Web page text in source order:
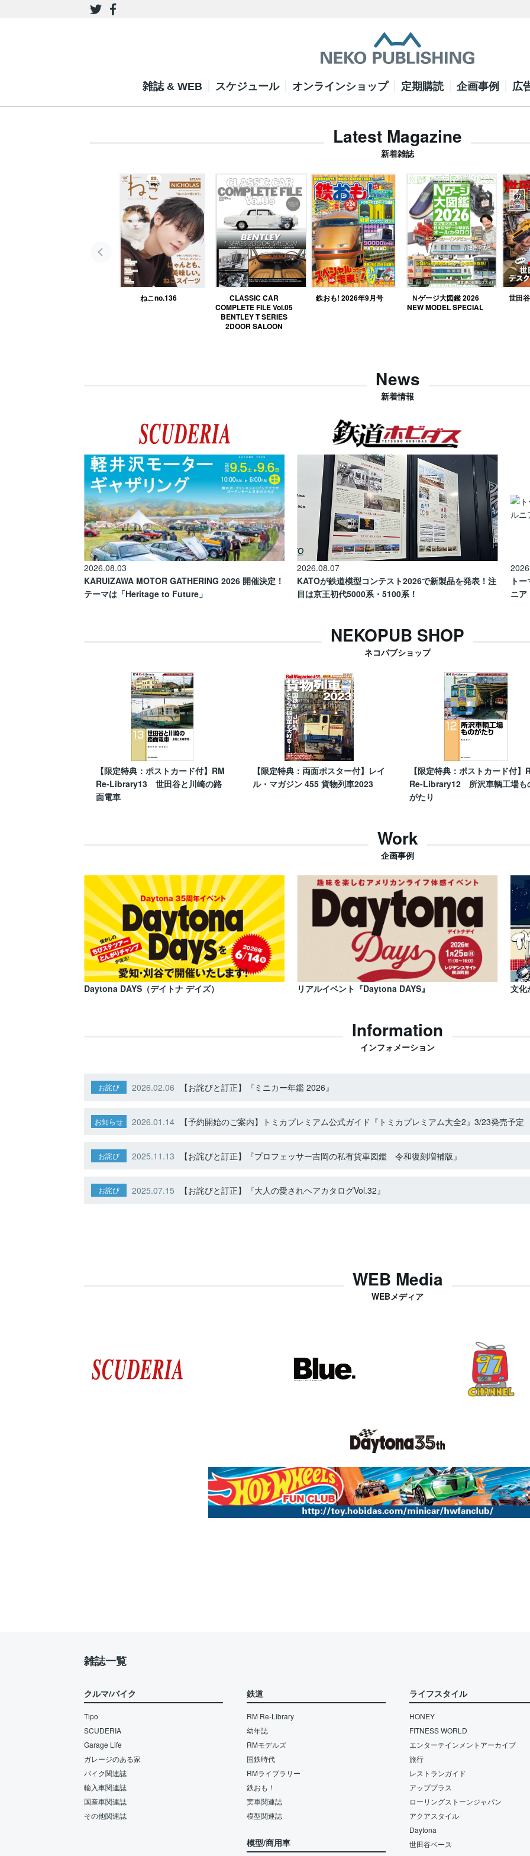
雑誌 & WEB スケジュール オンラインショップ 定期購読 企画事例 広
Latest Magazine
新着雑誌
ねこno.136
CLASSIC CAR
COMPLETE FILE Vol.05
BENTLEY T SERIES
2DOOR SALOON
鉄おも! 2026年9月号
Ｎゲージ大図鑑 2026
NEW MODEL SPECIAL
世田
News
新着情報
2026.08.03
KARUIZAWA MOTOR GATHERING 2026 開催決定！
テーマは「Heritage to Future」
2026.08.07
KATOが鉄道模型コンテスト2026で新製品を発表！注
目は京王初代5000系・5100系！
ト
ニア
NEKOPUB SHOP
ネコパブショップ
【限定特典：ポストカード付】RM
Re-Library13 世田谷と川崎の路
面電車
【限定特典：両面ポスター付】レイ
ル・マガジン 455 貨物列車2023
【限定特典：ポストカード付】
Re-Library12 所沢車輌工場も
がたり
Work
企画事例
Daytona DAYS（デイトナ デイズ） リアルイベント『Daytona DAYS』 文化
Information
インフォメーション
お詫び 2026.02.06 【お詫びと訂正】『ミニカー年鑑 2026』
お知らせ 2026.01.14 【予約開始のご案内】トミカプレミアム公式ガイド『トミカプレミアム大全2』3/23発売予定
お詫び 2025.11.13 【お詫びと訂正】『プロフェッサー吉岡の私有貨車図鑑 令和復刻増補版』
お詫び 2025.07.15 【お詫びと訂正】『大人の愛されヘアカタログVol.32』
WEB Media
WEBメディア
雑誌一覧
クルマ/バイク
Tipo
SCUDERIA
Garage Life
ガレージのある家
バイク関連誌
輸入車関連誌
国産車関連誌
その他関連誌
鉄道
RM Re-Library
幼年誌
RMモデルズ
国鉄時代
RMライブラリー
鉄おも！
実車関連誌
模型関連誌
模型/商用車
ライフスタイル
HONEY
FITNESS WORLD
エンターテインメントアーカイブ
旅行
レストランガイド
アッププラス
ローリングストーンジャパン
アクアスタイル
Daytona
世田谷ベース